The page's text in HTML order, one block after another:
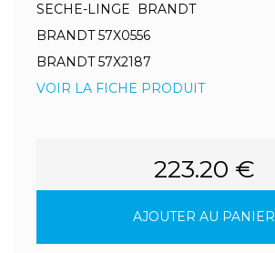
SECHE-LINGE BRANDT
BRANDT 57X0556
BRANDT 57X2187
VOIR LA FICHE PRODUIT
223.20 €
AJOUTER AU PANIER